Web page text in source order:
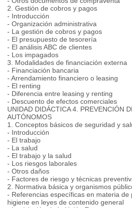
2. Gestión de cobros y pagos
- Introducción
- Organización administrativa
- La gestión de cobros y pagos
- El presupuesto de tesorería
- El análisis ABC de clientes
- Los impagados
3. Modalidades de financiación externa
- Financiación bancaria
- Arrendamiento financiero o leasing
- El renting
- Diferencia entre leasing y renting
- Descuento de efectos comerciales
UNIDAD DIDÁCTICA 4. PREVENCIÓN
AUTÓNOMOS
1. Conceptos básicos de seguridad y
- Introducción
- El trabajo
- La salud
- El trabajo y la salud
- Los riesgos laborales
- Otros daños
- Factores de riesgo y técnicas
2. Normativa básica y organismos
- Referencias específicas en materia de
higiene en leyes de contenido general